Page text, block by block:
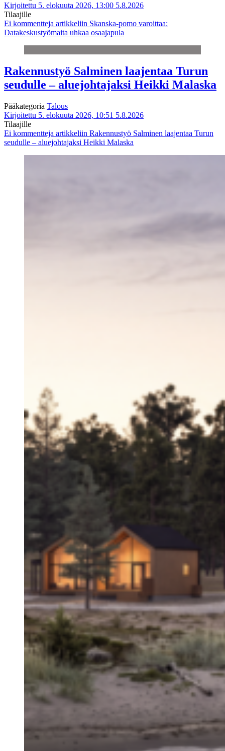
Kirjoitettu 5. elokuuta 2026, 13:00 5.8.2026
Tilaajille
Ei kommentteja artikkeliin Skanska-pomo varoittaa:
Datakeskustyömaita uhkaa osaajapula
Rakennustyö Salminen laajentaa Turun
seudulle – aluejohtajaksi Heikki Malaska
Pääkategoria Talous
Kirjoitettu 5. elokuuta 2026, 10:51 5.8.2026
Tilaajille
Ei kommentteja artikkeliin Rakennustyö Salminen laajentaa Turun
seudulle – aluejohtajaksi Heikki Malaska